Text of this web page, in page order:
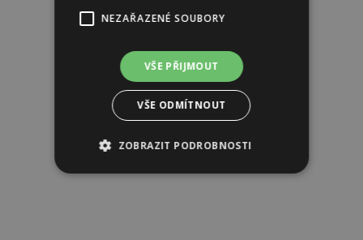
NEZAŘAZENÉ SOUBORY
VŠE PŘIJMOUT
VŠE ODMÍTNOUT
ZOBRAZIT PODROBNOSTI